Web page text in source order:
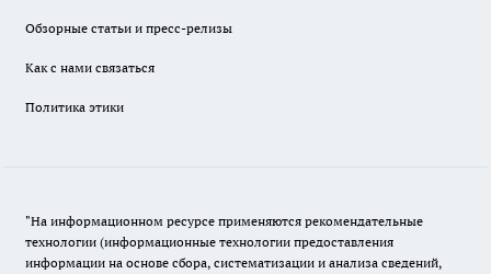
Обзорные статьи и пресс-релизы
Как с нами связаться
Политика этики
"На информационном ресурсе применяются рекомендательные
технологии (информационные технологии предоставления
информации на основе сбора, систематизации и анализа сведений,